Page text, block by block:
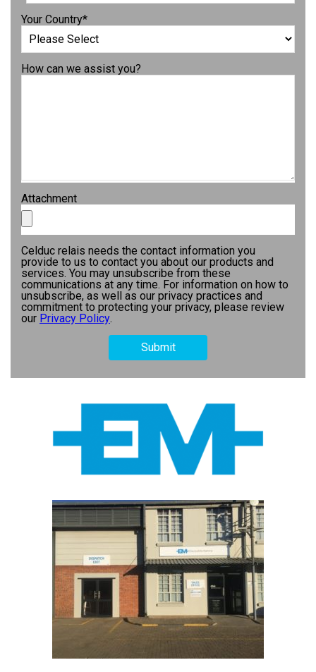
Your Country*
How can we assist you?
Attachment
Celduc relais needs the contact information you
provide to us to contact you about our products and
services. You may unsubscribe from these
communications at any time. For information on how to
unsubscribe, as well as our privacy practices and
commitment to protecting your privacy, please review
our Privacy Policy.